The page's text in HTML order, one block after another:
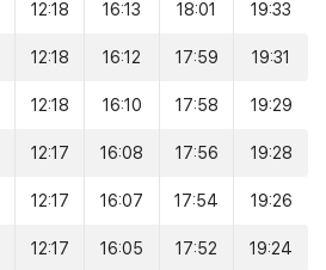
12:18 16:13 18:01 19:33
12:18 16:12 17:59 19:31
12:18 16:10 17:58 19:29
12:17 16:08 17:56 19:28
12:17 16:07 17:54 19:26
12:17 16:05 17:52 19:24